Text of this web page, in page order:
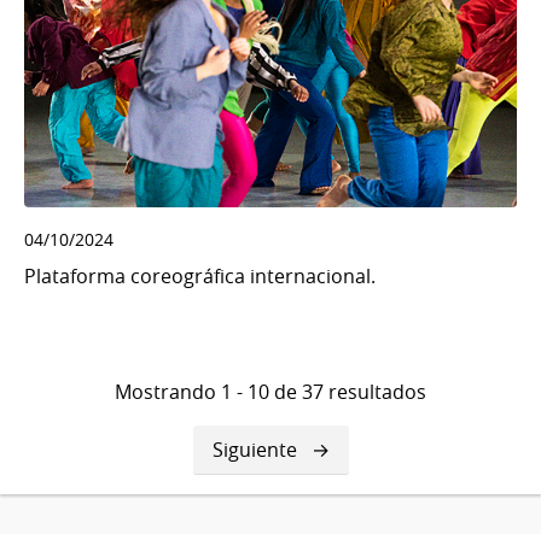
04/10/2024
Plataforma coreográfica internacional.
Mostrando 1 - 10 de 37 resultados
Siguiente
página
Siguiente